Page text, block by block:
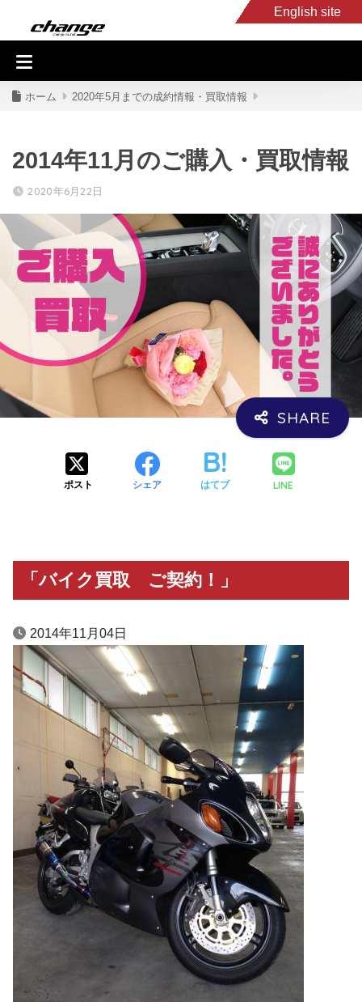
English site
入庫車情報
ホーム 2020年5月までの成約情報・買取情報
2014年11月のご購入・買取情報
2020年6月22日
ポスト シェア はてブ LINE
「バイク買取 ご契約！」
2014年11月04日